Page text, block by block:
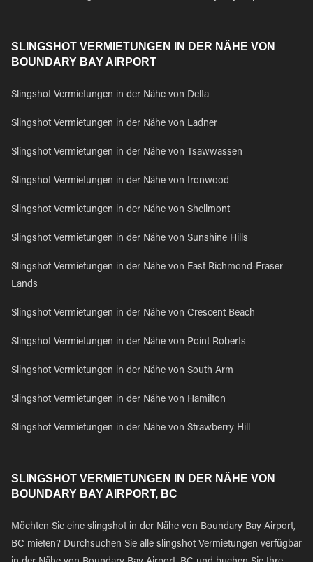
SLINGSHOT VERMIETUNGEN IN DER NÄHE VON
BOUNDARY BAY AIRPORT
Slingshot Vermietungen in der Nähe von Delta
Slingshot Vermietungen in der Nähe von Ladner
Slingshot Vermietungen in der Nähe von Tsawwassen
Slingshot Vermietungen in der Nähe von Ironwood
Slingshot Vermietungen in der Nähe von Shellmont
Slingshot Vermietungen in der Nähe von Sunshine Hills
Slingshot Vermietungen in der Nähe von East Richmond-Fraser
Lands
Slingshot Vermietungen in der Nähe von Crescent Beach
Slingshot Vermietungen in der Nähe von Point Roberts
Slingshot Vermietungen in der Nähe von South Arm
Slingshot Vermietungen in der Nähe von Hamilton
Slingshot Vermietungen in der Nähe von Strawberry Hill
SLINGSHOT VERMIETUNGEN IN DER NÄHE VON
BOUNDARY BAY AIRPORT, BC
Möchten Sie eine slingshot in der Nähe von Boundary Bay Airport,
BC mieten? Durchsuchen Sie alle slingshot Vermietungen verfügbar